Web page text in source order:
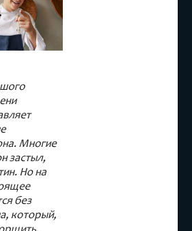
Многие
застыл,
Но на
без
который,